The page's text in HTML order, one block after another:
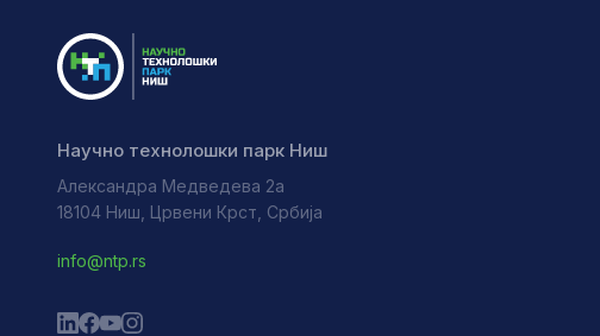
Научно технолошки парк Ниш
Александра Медведева 2а
18104 Ниш, Црвени Крст, Србија
info@ntp.rs